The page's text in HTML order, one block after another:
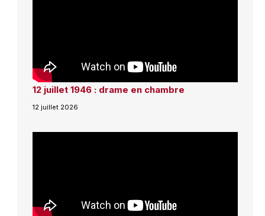
12 juillet 1946 : drame en chambre
12 juillet 2026